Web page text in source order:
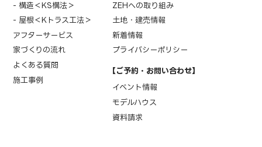
- 構造＜KS構法＞
- 屋根＜Kトラス工法＞
アフターサービス
家づくりの流れ
よくある質問
施工事例
【ご予約・お問い合わせ】
イベント情報
モデルハウス
資料請求
ZEHへの取り組み
土地・建売情報
新着情報
プライバシーポリシー